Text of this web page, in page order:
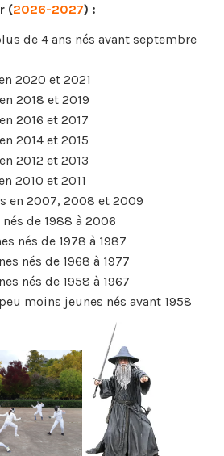
(2026-2027) :
de 4 ans nés avant septembre
2020 et 2021
2018 et 2019
2016 et 2017
2014 et 2015
2012 et 2013
2010 et 2011
en 2007, 2008 et 2009
de 1988 à 2006
nés de 1978 à 1987
nés de 1968 à 1977
nés de 1958 à 1967
moins jeunes nés avant 1958